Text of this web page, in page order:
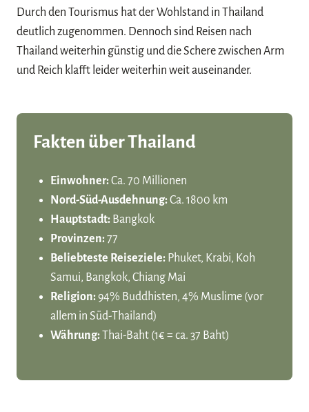
Durch den Tourismus hat der Wohlstand in Thailand
deutlich zugenommen. Dennoch sind Reisen nach
Thailand weiterhin günstig und die Schere zwischen Arm
und Reich klafft leider weiterhin weit auseinander.
Fakten über Thailand
Einwohner:Ca. 70 Millionen
Nord-Süd-Ausdehnung:Ca. 1800 km
Hauptstadt: Bangkok
Provinzen:77
Beliebteste Reiseziele: Phuket, Krabi, Koh
Samui, Bangkok, Chiang Mai
Religion:94% Buddhisten, 4% Muslime (vor
allem in Süd-Thailand)
Währung:Thai-Baht (1€ = ca. 37 Baht)